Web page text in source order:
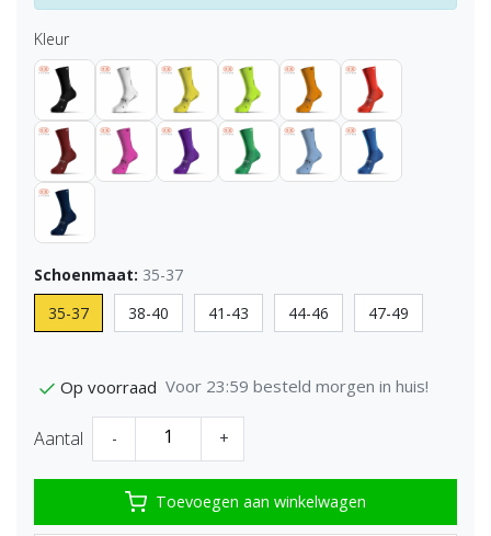
Kleur
Schoenmaat: 35-37
35-37
38-40 41-43 44-46 47-49
Op voorraad Voor 23:59 besteld morgen in huis!
Aantal - +
Toevoegen aan winkelwagen